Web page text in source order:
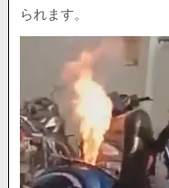
られます。